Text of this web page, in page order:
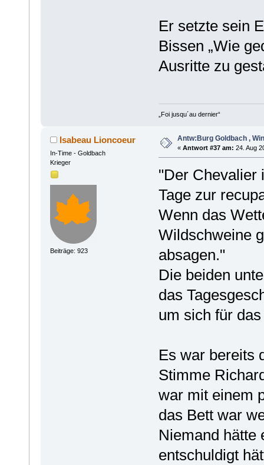
Er setzte sein
Bissen „Wie
Ausritte zu
„Foi jusqu´au dernier“
Isabeau Lioncoeur
In-Time - Goldbach
Krieger
Beiträge: 923
Antw:Burg Goldbach ,
« Antwort #37 am: 24. Aug
"Der Chevalier
Tage zur
Wenn das
Wildschweine
absagen."
Die beiden
das
um sich für
Es war bereits
Stimme
war mit einem
das Bett war
Niemand hätte
entschuldigt